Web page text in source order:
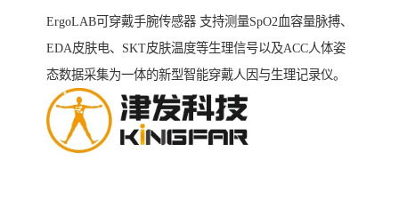
ErgoLAB可穿戴手腕传感器 支持测量SpO2血容量脉搏、
EDA皮肤电、SKT皮肤温度等生理信号以及ACC人体姿
态数据采集为一体的新型智能穿戴人因与生理记录仪。